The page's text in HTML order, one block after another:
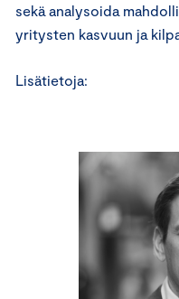
sekä analysoida
yritysten kasvuun ja
Lisätietoja: